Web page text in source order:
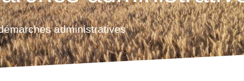
administratives